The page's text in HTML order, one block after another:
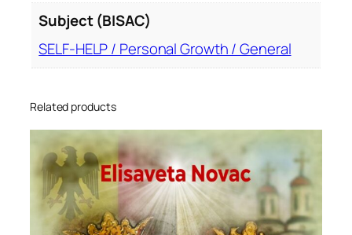
Subject (BISAC)
SELF-HELP / Personal Growth / General
Related products